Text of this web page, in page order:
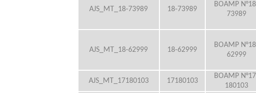
AJS_MT_18-73989 18-73989
BOAMP
73989
AJS_MT_18-62999 18-62999
BOAMP
62999
AJS_MT_17180103 17180103
BOAMP
180103